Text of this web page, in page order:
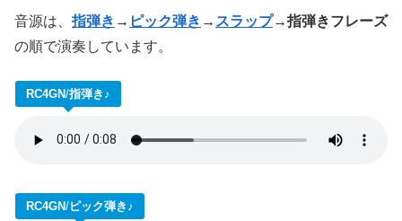
音源は、 指弾き → ピック弾き → スラップ→指弾きフレーズ
の順で演奏しています。
RC4GN/指弾き ♪
RC4GN/ピック弾き ♪